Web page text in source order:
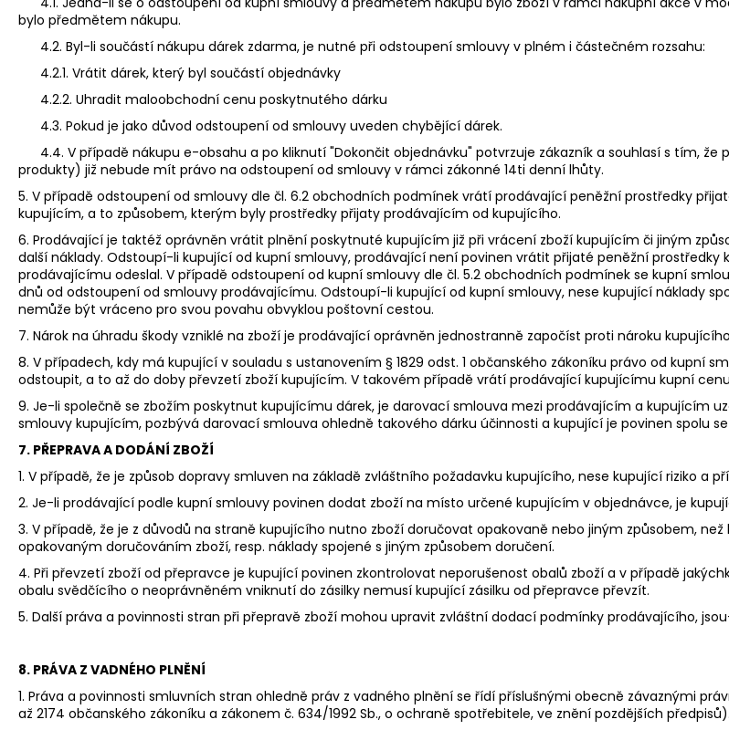
bylo předmětem nákupu.
4.2. Byl-li součástí nákupu dárek zdarma, je nutné při odstoupení smlouvy v plném i částečném rozsahu:
4.2.1. Vrátit dárek, který byl součástí objednávky
4.2.2. Uhradit maloobchodní cenu poskytnutého dárku
4.3. Pokud je jako důvod odstoupení od smlouvy uveden chybějící dárek.
4.4. V případě nákupu e-obsahu a po kliknutí "Dokončit objednávku" potvrzuje zákazník a souhlasí s tím,
produkty) již nebude mít právo na odstoupení od smlouvy v rámci zákonné 14ti denní lhůty.
5. V případě odstoupení od smlouvy dle čl. 6.2 obchodních podmínek vrátí prodávající peněžní prostředky
kupujícím, a to způsobem, kterým byly prostředky přijaty prodávajícím od kupujícího.
6. Prodávající je taktéž oprávněn vrátit plnění poskytnuté kupujícím již při vrácení zboží kupujícím či jiným
další náklady. Odstoupí-li kupující od kupní smlouvy, prodávající není povinen vrátit přijaté peněžní
prodávajícímu odeslal. V případě odstoupení od kupní smlouvy dle čl. 5.2 obchodních podmínek se kupní
dnů od odstoupení od smlouvy prodávajícímu. Odstoupí-li kupující od kupní smlouvy, nese kupující náklady
nemůže být vráceno pro svou povahu obvyklou poštovní cestou.
7. Nárok na úhradu škody vzniklé na zboží je prodávající oprávněn jednostranně započíst proti nároku
8. V případech, kdy má kupující v souladu s ustanovením § 1829 odst. 1 občanského zákoníku právo od kupní
odstoupit, a to až do doby převzetí zboží kupujícím. V takovém případě vrátí prodávající kupujícímu kupní
9. Je-li společně se zbožím poskytnut kupujícímu dárek, je darovací smlouva mezi prodávajícím a kupujícím
smlouvy kupujícím, pozbývá darovací smlouva ohledně takového dárku účinnosti a kupující je povinen spolu
7. PŘEPRAVA A DODÁNÍ ZBOŽÍ
1. V případě, že je způsob dopravy smluven na základě zvláštního požadavku kupujícího, nese kupující riziko
2. Je-li prodávající podle kupní smlouvy povinen dodat zboží na místo určené kupujícím v objednávce, je
3. V případě, že je z důvodů na straně kupujícího nutno zboží doručovat opakovaně nebo jiným způsobem,
opakovaným doručováním zboží, resp. náklady spojené s jiným způsobem doručení.
4. Při převzetí zboží od přepravce je kupující povinen zkontrolovat neporušenost obalů zboží a v případě
obalu svědčícího o neoprávněném vniknutí do zásilky nemusí kupující zásilku od přepravce převzít.
5. Další práva a povinnosti stran při přepravě zboží mohou upravit zvláštní dodací podmínky prodávajícího,
8. PRÁVA Z VADNÉHO PLNĚNÍ
1. Práva a povinnosti smluvních stran ohledně práv z vadného plnění se řídí příslušnými obecně závaznými
až 2174 občanského zákoníku a zákonem č. 634/1992 Sb., o ochraně spotřebitele, ve znění pozdějších předpisů).